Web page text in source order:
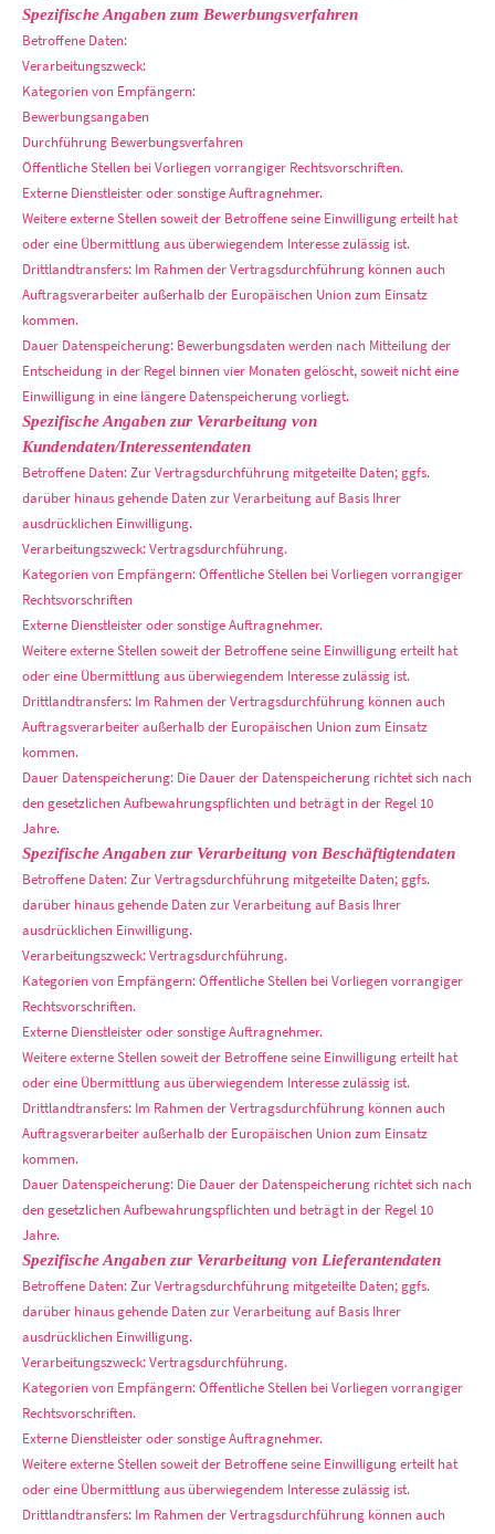
Spezifische Angaben zum Bewerbungsverfahren
Betroffene Daten:
Verarbeitungszweck:
Kategorien von Empfängern:
Bewerbungsangaben
Durchführung Bewerbungsverfahren
Öffentliche Stellen bei Vorliegen vorrangiger Rechtsvorschriften.
Externe Dienstleister oder sonstige Auftragnehmer.
Weitere externe Stellen soweit der Betroffene seine Einwilligung erteilt hat
oder eine Übermittlung aus überwiegendem Interesse zulässig ist.
Drittlandtransfers: Im Rahmen der Vertragsdurchführung können auch
Auftragsverarbeiter außerhalb der Europäischen Union zum Einsatz
kommen.
Dauer Datenspeicherung: Bewerbungsdaten werden nach Mitteilung der
Entscheidung in der Regel binnen vier Monaten gelöscht, soweit nicht eine
Einwilligung in eine längere Datenspeicherung vorliegt.
Spezifische Angaben zur Verarbeitung von
Kundendaten/Interessentendaten
Betroffene Daten: Zur Vertragsdurchführung mitgeteilte Daten; ggfs.
darüber hinaus gehende Daten zur Verarbeitung auf Basis Ihrer
ausdrücklichen Einwilligung.
Verarbeitungszweck: Vertragsdurchführung.
Kategorien von Empfängern: Öffentliche Stellen bei Vorliegen vorrangiger
Rechtsvorschriften
Externe Dienstleister oder sonstige Auftragnehmer.
Weitere externe Stellen soweit der Betroffene seine Einwilligung erteilt hat
oder eine Übermittlung aus überwiegendem Interesse zulässig ist.
Drittlandtransfers: Im Rahmen der Vertragsdurchführung können auch
Auftragsverarbeiter außerhalb der Europäischen Union zum Einsatz
kommen.
Dauer Datenspeicherung: Die Dauer der Datenspeicherung richtet sich nach
den gesetzlichen Aufbewahrungspflichten und beträgt in der Regel 10
Jahre.
Spezifische Angaben zur Verarbeitung von Beschäftigtendaten
Betroffene Daten: Zur Vertragsdurchführung mitgeteilte Daten; ggfs.
darüber hinaus gehende Daten zur Verarbeitung auf Basis Ihrer
ausdrücklichen Einwilligung.
Verarbeitungszweck: Vertragsdurchführung.
Kategorien von Empfängern: Öffentliche Stellen bei Vorliegen vorrangiger
Rechtsvorschriften.
Externe Dienstleister oder sonstige Auftragnehmer.
Weitere externe Stellen soweit der Betroffene seine Einwilligung erteilt hat
oder eine Übermittlung aus überwiegendem Interesse zulässig ist.
Drittlandtransfers: Im Rahmen der Vertragsdurchführung können auch
Auftragsverarbeiter außerhalb der Europäischen Union zum Einsatz
kommen.
Dauer Datenspeicherung: Die Dauer der Datenspeicherung richtet sich nach
den gesetzlichen Aufbewahrungspflichten und beträgt in der Regel 10
Jahre.
Spezifische Angaben zur Verarbeitung von Lieferantendaten
Betroffene Daten: Zur Vertragsdurchführung mitgeteilte Daten; ggfs.
darüber hinaus gehende Daten zur Verarbeitung auf Basis Ihrer
ausdrücklichen Einwilligung.
Verarbeitungszweck: Vertragsdurchführung.
Kategorien von Empfängern: Öffentliche Stellen bei Vorliegen vorrangiger
Rechtsvorschriften.
Externe Dienstleister oder sonstige Auftragnehmer.
Weitere externe Stellen soweit der Betroffene seine Einwilligung erteilt hat
oder eine Übermittlung aus überwiegendem Interesse zulässig ist.
Drittlandtransfers: Im Rahmen der Vertragsdurchführung können auch